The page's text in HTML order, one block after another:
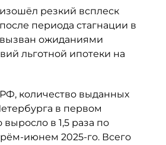
резкий всплеск
периода стагнации в
ожиданиями
льготной ипотеки на
количество выданных
в первом
выросло в 1,5 раза по
июнем 2025-го. Всего